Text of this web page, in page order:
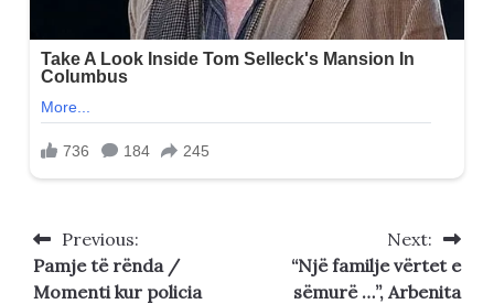
Post
navigation
Previous:
Pamje të rënda /
Momenti kur policia
Next:
“Një familje vërtet e
sëmurë …”, Arbenita